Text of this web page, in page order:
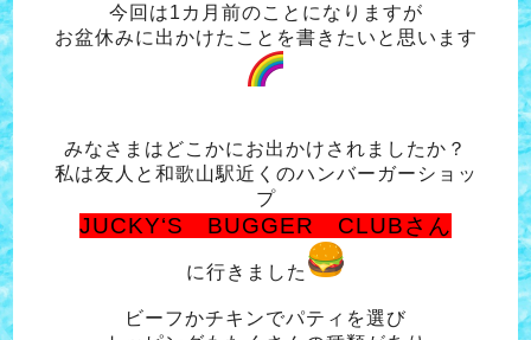
今回は1カ月前のことになりますが
お盆休みに出かけたことを書きたいと思います
みなさまはどこかにお出かけされましたか？
私は友人と和歌山駅近くのハンバーガーショッ
プ
JUCKY‘S BUGGER CLUBさん
に行きました
ビーフかチキンでパティを選び